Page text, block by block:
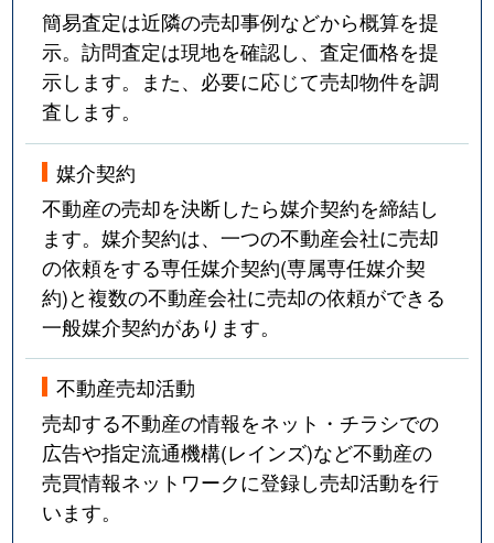
簡易査定は近隣の売却事例などから概算を提
示。訪問査定は現地を確認し、査定価格を提
示します。また、必要に応じて売却物件を調
査します。
媒介契約
不動産の売却を決断したら媒介契約を締結し
ます。媒介契約は、一つの不動産会社に売却
の依頼をする専任媒介契約(専属専任媒介契
約)と複数の不動産会社に売却の依頼ができる
一般媒介契約があります。
不動産売却活動
売却する不動産の情報をネット・チラシでの
広告や指定流通機構(レインズ)など不動産の
売買情報ネットワークに登録し売却活動を行
います。